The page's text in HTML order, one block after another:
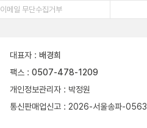
이메일 무단수집거부
대표자 : 배경희
팩스 : 0507-478-1209
개인정보관리자 : 박정원
통신판매업신고 : 2026-서울송파-0563